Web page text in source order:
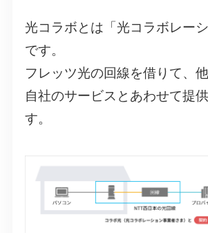
光コラボとは「光コラボレー
です。
フレッツ光の回線を借りて、
自社のサービスとあわせて提
す。